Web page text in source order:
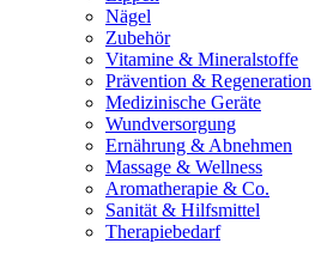
Nägel
Zubehör
Vitamine & Mineralstoffe
Prävention & Regeneration
Medizinische Geräte
Wundversorgung
Ernährung & Abnehmen
Massage & Wellness
Aromatherapie & Co.
Sanität & Hilfsmittel
Therapiebedarf